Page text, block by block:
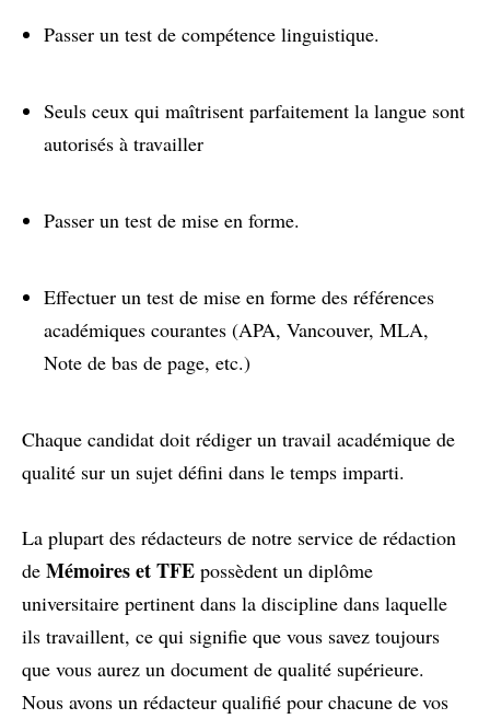
Passer un test de compétence linguistique.
Seuls ceux qui maîtrisent parfaitement la langue sont
autorisés à travailler
Passer un test de mise en forme.
Effectuer un test de mise en forme des références
académiques courantes (APA, Vancouver, MLA,
Note de bas de page, etc.)
Chaque candidat doit rédiger un travail académique de
qualité sur un sujet défini dans le temps imparti.
La plupart des rédacteurs de notre service de rédaction
de Mémoires et TFE possèdent un diplôme
universitaire pertinent dans la discipline dans laquelle
ils travaillent, ce qui signifie que vous savez toujours
que vous aurez un document de qualité supérieure.
Nous avons un rédacteur qualifié pour chacune de vos